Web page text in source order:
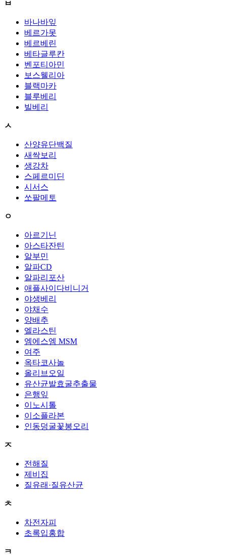
ㅂ
바나바잎
베르가못
베르베린
베타글루칸
벤포티아민
보스웰리아
블랙마카
블루베리
빌베리
ㅅ
산양유단백질
새싹보리
생강차
스페르미딘
시서스
쏘팔메토
ㅇ
아르기닌
아스타잔틴
알부민
알파CD
알파리포산
애플사이다비니거
야생베리
야채수
양배추
엘라스틴
엠에스엠 MSM
여주
옥타코사놀
올리브오일
유산균발효굴추출물
은행잎
이노시톨
이소플라본
인동덩굴꽃봉오리
ㅈ
전해질
제비집
질유래·질유산균
ㅊ
차전자피
초록입홍합
ㅋ